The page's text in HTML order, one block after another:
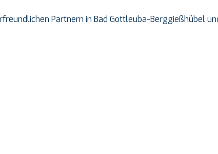
Partnern in Bad Gottleuba-Berggießhübel